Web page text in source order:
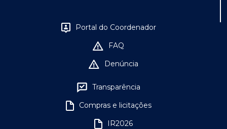
Portal do Coordenador
FAQ
Denúncia
Transparência
Compras e licitações
IR2026